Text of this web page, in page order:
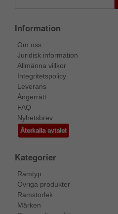
Information
Om oss
Juridisk information
Allmänna villkor
Integritetspolicy
Leverans
Ångerrätt
FAQ
Nyhetsbrev
Återkalla avtalet
Kategorier
Ramtyp
Övriga produkter
Ramstorlek
Märken